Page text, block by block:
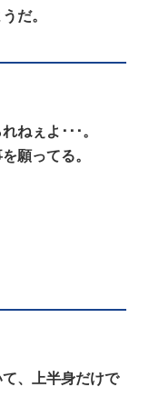
だ。
ねぇよ･･･。
願ってる。
、上半身だけで